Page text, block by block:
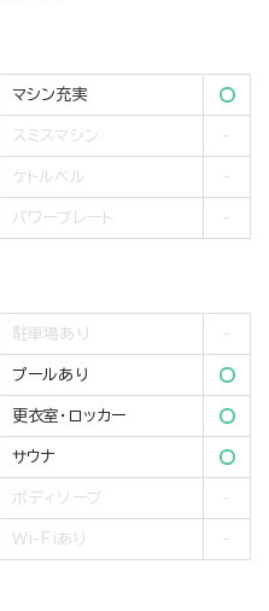
マシン充実
スミスマシン
ケトルベル
パワープレート
駐車場あり
プールあり
更衣室・ロッカー
サウナ
ボディソープ
Wi-Fiあり